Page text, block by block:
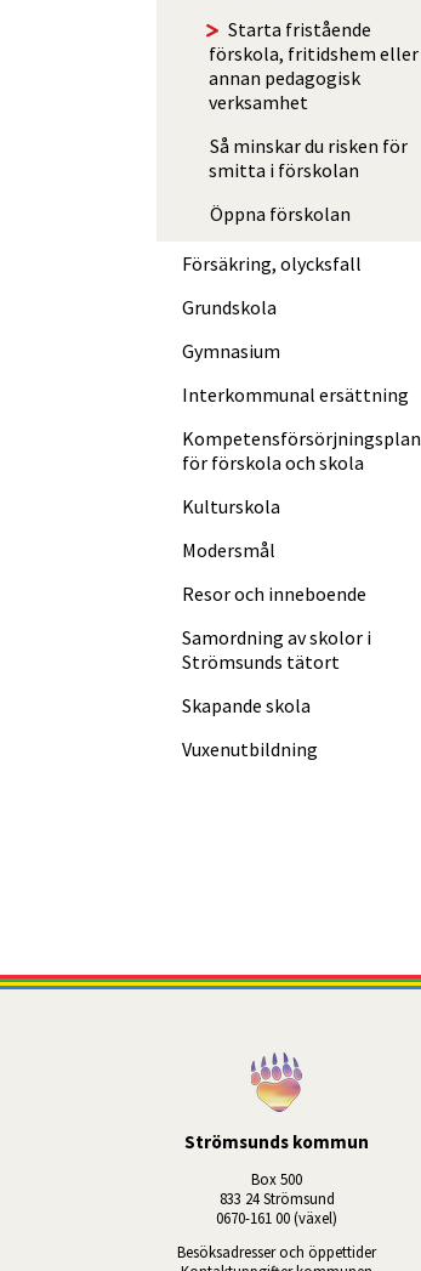
Starta fristående
förskola, fritidshem eller
annan pedagogisk
verksamhet
Så minskar du risken för
smitta i förskolan
Öppna förskolan
Försäkring, olycksfall
Grundskola
Gymnasium
Interkommunal ersättning
Kompetens­försörjningsplan
för förskola och skola
Kulturskola
Modersmål
Resor och inneboende
Samordning av skolor i
Strömsunds tätort
Skapande skola
Vuxen­utbildning
Strömsunds kommun
Box 500
833 24 Strömsund
0670-161 00 (växel)
Besöksadresser och öppettider